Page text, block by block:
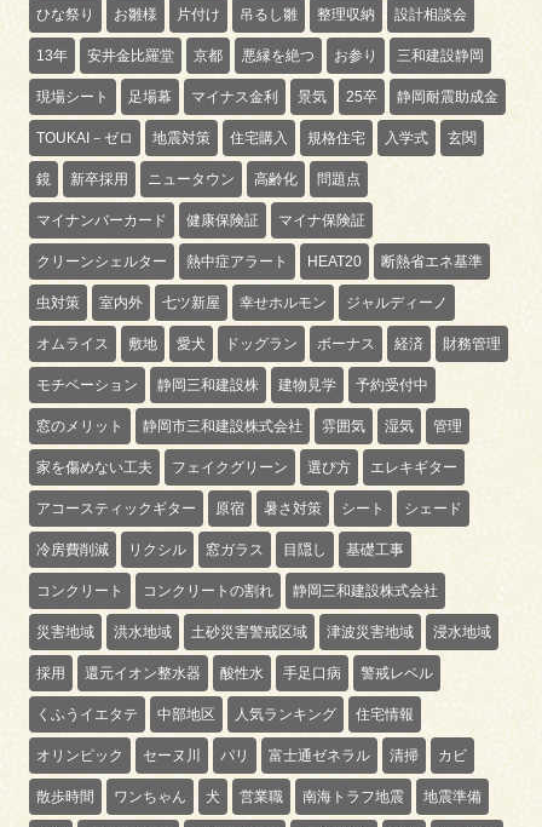
ひな祭り お雛様 片付け 吊るし雛 整理収納 設計相談会
13年 安井金比羅堂 京都 悪縁を絶つ お参り 三和建設静岡
現場シート 足場幕 マイナス金利 景気 25卒 静岡耐震助成金
TOUKAI－ゼロ 地震対策 住宅購入 規格住宅 入学式 玄関
鏡 新卒採用 ニュータウン 高齢化 問題点
マイナンバーカード 健康保険証 マイナ保険証
クリーンシェルター 熱中症アラート HEAT20 断熱省エネ基準
虫対策 室内外 七ツ新屋 幸せホルモン ジャルディーノ
オムライス 敷地 愛犬 ドッグラン ボーナス 経済 財務管理
モチベーション 静岡三和建設株 建物見学 予約受付中
窓のメリット 静岡市三和建設株式会社 雰囲気 湿気 管理
家を傷めない工夫 フェイクグリーン 選び方 エレキギター
アコースティックギター 原宿 暑さ対策 シート シェード
冷房費削減 リクシル 窓ガラス 目隠し 基礎工事
コンクリート コンクリートの割れ 静岡三和建設株式会社
災害地域 洪水地域 土砂災害警戒区域 津波災害地域 浸水地域
採用 還元イオン整水器 酸性水 手足口病 警戒レベル
くふうイエタテ 中部地区 人気ランキング 住宅情報
オリンピック セーヌ川 パリ 富士通ゼネラル 清掃 カビ
散歩時間 ワンちゃん 犬 営業職 南海トラフ地震 地震準備